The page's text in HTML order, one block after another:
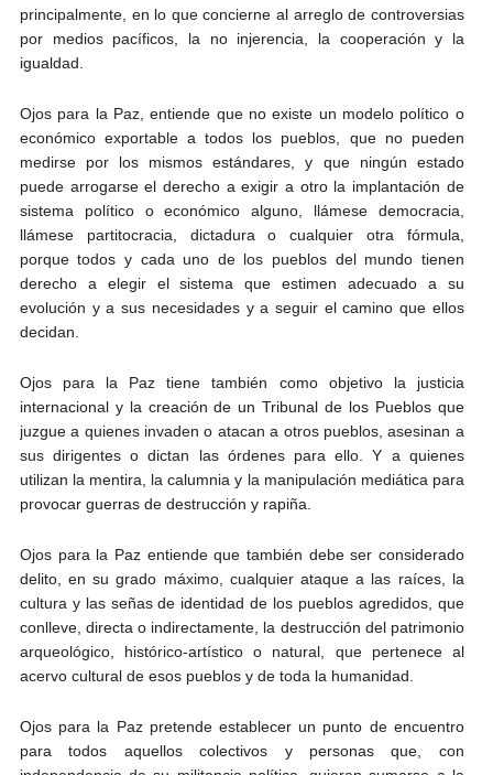
principalmente, en lo que concierne al arreglo de controversias
por medios pacíficos, la no injerencia, la cooperación y la
igualdad.
Ojos para la Paz, entiende que no existe un modelo político o
económico exportable a todos los pueblos, que no pueden
medirse por los mismos estándares, y que ningún estado
puede arrogarse el derecho a exigir a otro la implantación de
sistema político o económico alguno, llámese democracia,
llámese partitocracia, dictadura o cualquier otra fórmula,
porque todos y cada uno de los pueblos del mundo tienen
derecho a elegir el sistema que estimen adecuado a su
evolución y a sus necesidades y a seguir el camino que ellos
decidan.
Ojos para la Paz tiene también como objetivo la justicia
internacional y la creación de un Tribunal de los Pueblos que
juzgue a quienes invaden o atacan a otros pueblos, asesinan a
sus dirigentes o dictan las órdenes para ello. Y a quienes
utilizan la mentira, la calumnia y la manipulación mediática para
provocar guerras de destrucción y rapiña.
Ojos para la Paz entiende que también debe ser considerado
delito, en su grado máximo, cualquier ataque a las raíces, la
cultura y las señas de identidad de los pueblos agredidos, que
conlleve, directa o indirectamente, la destrucción del patrimonio
arqueológico, histórico-artístico o natural, que pertenece al
acervo cultural de esos pueblos y de toda la humanidad.
Ojos para la Paz pretende establecer un punto de encuentro
para todos aquellos colectivos y personas que, con